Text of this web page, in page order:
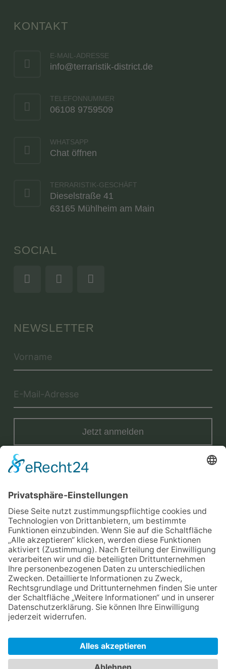
KONTAKT
E-MAIL-ADRESSE
info@terraristik-district.de
TELEFONNUMMER
06108 9759509
WHATSAPP
Chat öffnen
TERRARISTIK-GESCHÄFT
Dieselstraße 41
63165 Mühlheim am Main
SOCIAL
NEWSLETTER
Jetzt anmelden
Mit der Eintragung in dem Newsletter erkläre ich mich mit der
Datenschutzerklärungvon Terraristik District einverstanden.
Versand
Datenschutz